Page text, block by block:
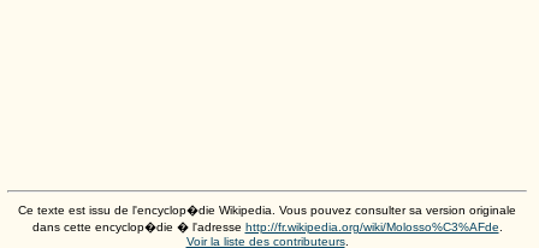
Ce texte est issu de l'encyclop�die Wikipedia. Vous pouvez consulter sa version originale
dans cette encyclop�die � l'adresse http://fr.wikipedia.org/wiki/Molosso%C3%AFde
Voir la liste des contributeurs.